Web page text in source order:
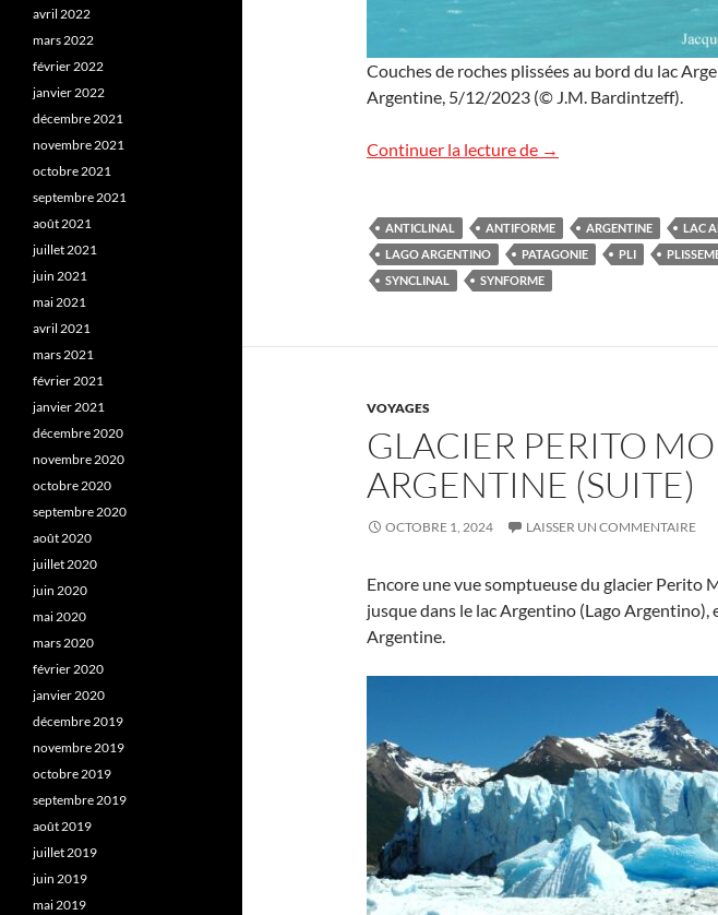
Couches de roches plissées au bord du lac
Argentine, 5/12/2023 (© J.M. Bardintzeff).
Continuer la lecture de Un pli géologique en
→
ANTICLINAL ANTIFORME ARGENTINE
LAC
LAGO ARGENTINO
PATAGONIE PLI
SYNCLINAL
SYNFORME
VOYAGES
GLACIER PERITO
ARGENTINE (SUITE)
OCTOBRE 1, 2024 LAISSER UN COMMENTAIRE
Encore une vue somptueuse du glacier Perito
jusque dans le lac Argentino (Lago Argentino),
Argentine.
avril 2022
mars 2022
février 2022
janvier 2022
décembre 2021
novembre 2021
octobre 2021
septembre 2021
août 2021
juillet 2021
juin 2021
mai 2021
avril 2021
mars 2021
février 2021
janvier 2021
décembre 2020
novembre 2020
octobre 2020
septembre 2020
août 2020
juillet 2020
juin 2020
mai 2020
mars 2020
février 2020
janvier 2020
décembre 2019
novembre 2019
octobre 2019
septembre 2019
août 2019
juillet 2019
juin 2019
mai 2019